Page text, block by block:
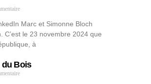
Marc et Simonne Bloch
C’est le 23 novembre 2024 que
à
du Bois